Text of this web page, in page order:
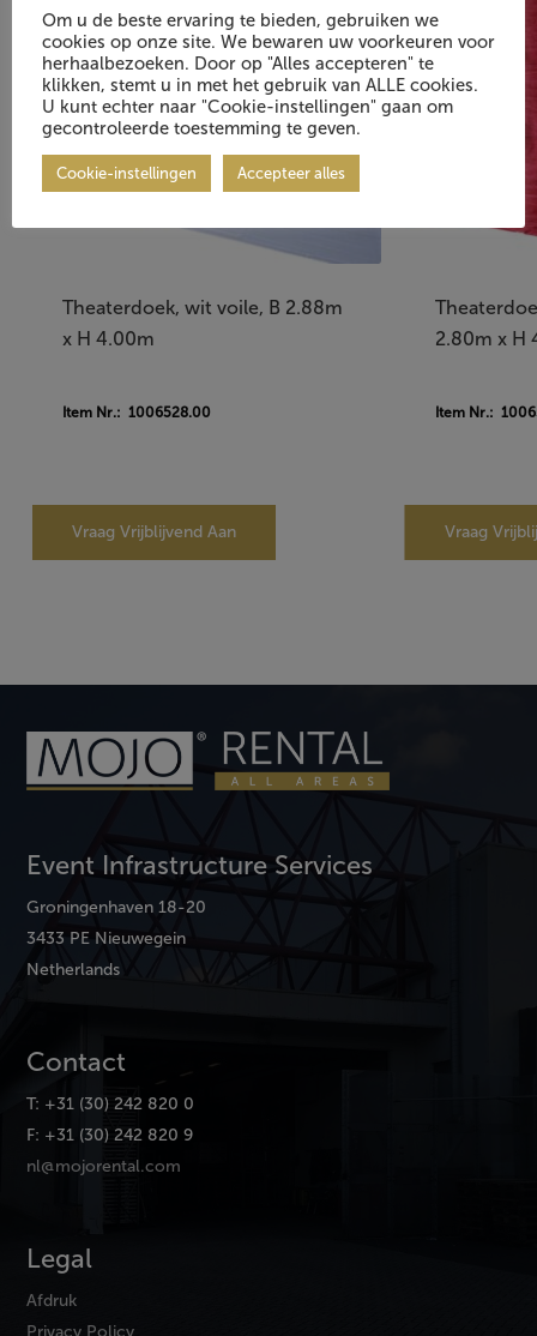
Theaterdoek, wit voile, B 2.88m
x H 4.00m
Item Nr.: 1006528.00
Vraag Vrijblijvend Aan
2.80m x H
Item Nr.:
Vraag
Event Infrastructure Services
Groningenhaven 18-20
3433 PE Nieuwegein
Netherlands
Contact
T: +31 (30) 242 820 0
F: +31 (30) 242 820 9
nl@mojorental.com
Legal
Afdruk
Privacy Policy
Om u de beste ervaring te bieden, gebruiken we
cookies op onze site. We bewaren uw voorkeuren voor
herhaalbezoeken. Door op "Alles accepteren" te
klikken, stemt u in met het gebruik van ALLE cookies.
U kunt echter naar "Cookie-instellingen" gaan om
gecontroleerde toestemming te geven.
Cookie-instellingen Accepteer alles